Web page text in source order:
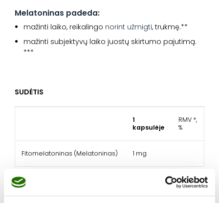
Melatoninas padeda:
mažinti laiko, reikalingo norint užmigti, trukmę.**
mažinti subjektyvų laiko juostų skirtumo pajutimą.
***
SUDĖTIS
1
kapsulėje
RMV *,
%
Fitomelatoninas (Melatoninas) 1 mg
RMV* – referencinė maistinė vertė
Sudedamosios dalys:lipnumą reguliuojančios